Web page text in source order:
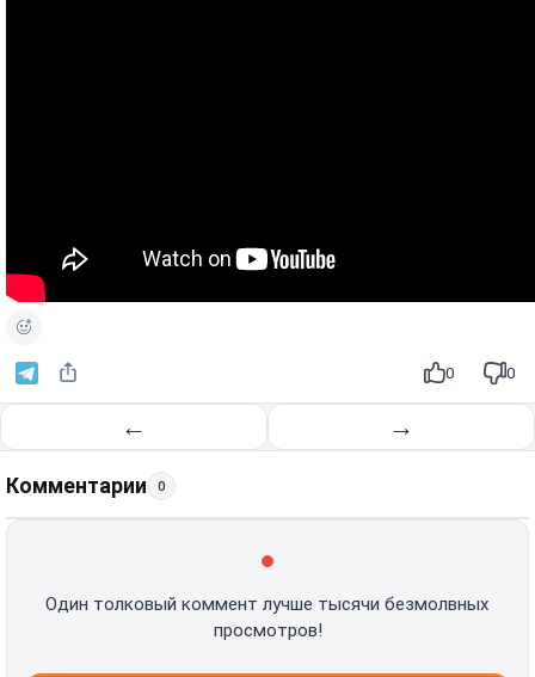
0 0
← →
Комментарии 0
Один толковый коммент лучше тысячи безмолвных
просмотров!